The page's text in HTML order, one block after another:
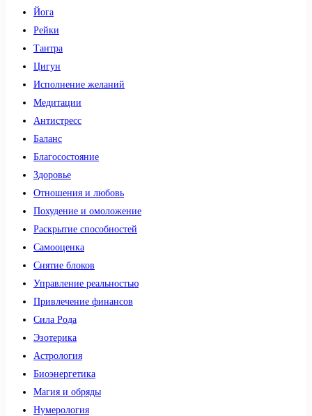
Йога
Рейки
Тантра
Цигун
Исполнение желаний
Медитации
Антистресс
Баланс
Благосостояние
Здоровье
Отношения и любовь
Похудение и омоложение
Раскрытие способностей
Самооценка
Снятие блоков
Управление реальностью
Привлечение финансов
Сила Рода
Эзотерика
Астрология
Биоэнергетика
Магия и обряды
Нумерология